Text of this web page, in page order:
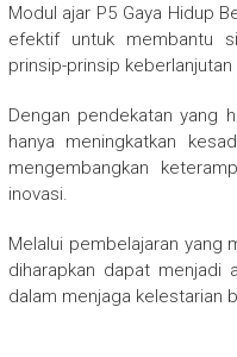
Modul ajar P5 Gaya Hidup
efektif untuk membantu
prinsip-prinsip
Dengan pendekatan yang
hanya meningkatkan
mengembangkan
inovasi.
Melalui pembelajaran yang
diharapkan dapat menjadi
dalam menjaga kelestarian